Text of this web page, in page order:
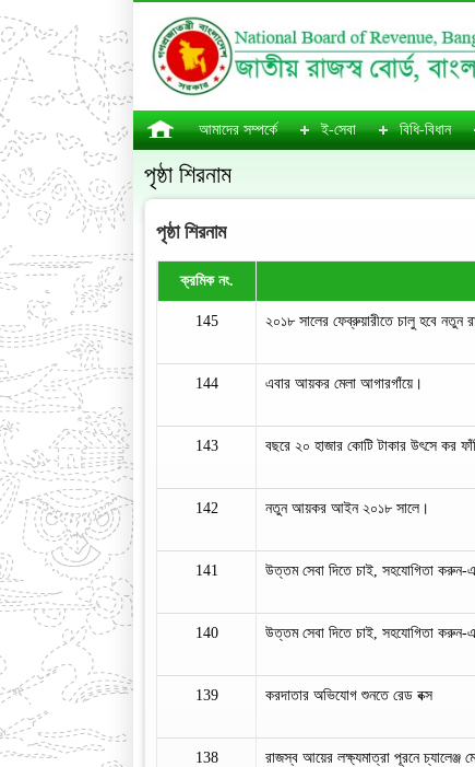
আমাদের সম্পর্কে ই-সেবা বিধি-বিধান
পৃষ্ঠা শিরনাম
পৃষ্ঠা শিরনাম
ক্রমিক নং.
145 ২০১৮ সালের ফেব্রুয়ারীতে চালু হবে নতুন
144 এবার আয়কর মেলা আগারগাঁয়ে।
143 বছরে ২০ হাজার কোটি টাকার উৎসে কর
142 নতুন আয়কর আইন ২০১৮ সালে।
141 উত্তম সেবা দিতে চাই, সহযোগিতা করুন-
140 উত্তম সেবা দিতে চাই, সহযোগিতা করুন-
139 করদাতার অভিযোগ শুনতে রেড বক্স
138 রাজস্ব আয়ের লক্ষ্যমাত্রা পূরনে চ্যালেঞ্জ